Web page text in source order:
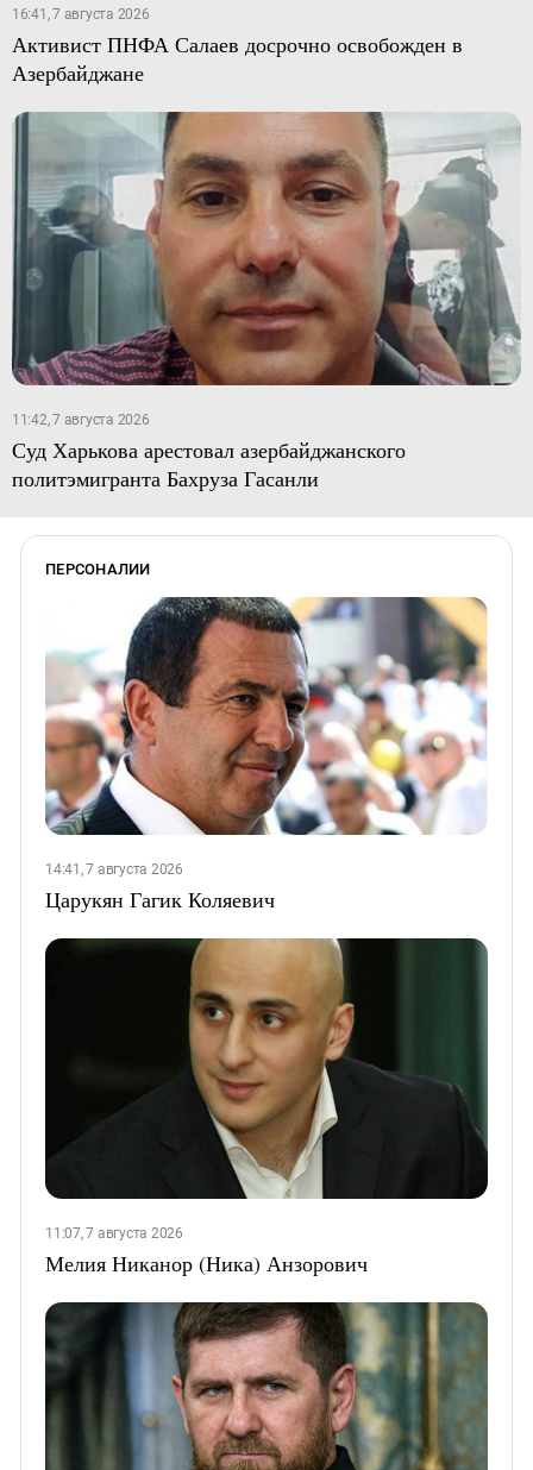
16:41, 7 августа 2026
Активист ПНФА Салаев досрочно освобожден в
Азербайджане
11:42, 7 августа 2026
Суд Харькова арестовал азербайджанского
политэмигранта Бахруза Гасанли
ПЕРСОНАЛИИ
14:41, 7 августа 2026
Царукян Гагик Коляевич
11:07, 7 августа 2026
Мелия Никанор (Ника) Анзорович